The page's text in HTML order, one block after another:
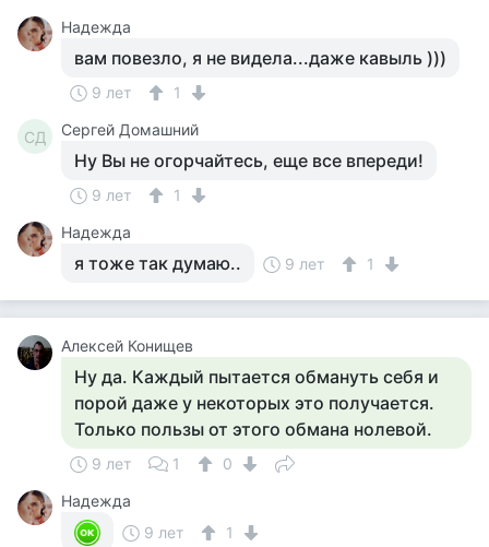
Надежда
вам повезло, я не видела...даже кавыль )))
9 лет 1
СД Сергей Домашний
Ну Вы не огорчайтесь, еще все впереди!
9 лет
1
Надежда
я тоже так думаю.. 9 лет 1
Алексей Конищев
Ну да. Каждый пытается обмануть себя и
порой даже у некоторых это получается.
Только пользы от этого обмана нолевой.
9 лет 1
0
Надежда
9 лет
1